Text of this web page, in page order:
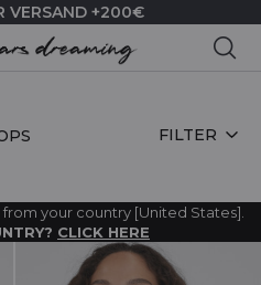
VERSAND +200€
FILTER
your country [United States].
CLICK HERE